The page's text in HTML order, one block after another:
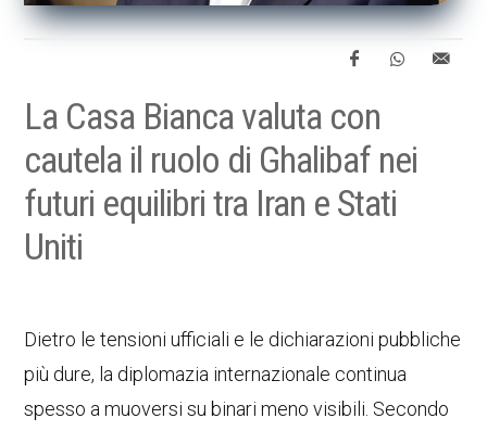
La Casa Bianca valuta con
cautela il ruolo di Ghalibaf nei
futuri equilibri tra Iran e Stati
Uniti
Dietro le tensioni ufficiali e le dichiarazioni pubbliche
più dure, la diplomazia internazionale continua
spesso a muoversi su binari meno visibili. Secondo